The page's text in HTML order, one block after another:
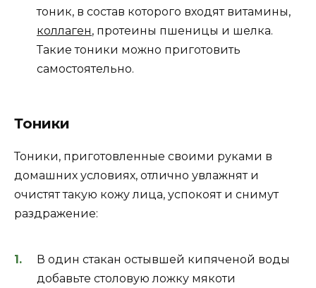
тоник, в состав которого входят витамины,
коллаген, протеины пшеницы и шелка.
Такие тоники можно приготовить
самостоятельно.
Тоники
Тоники, приготовленные своими руками в
домашних условиях, отлично увлажнят и
очистят такую кожу лица, успокоят и снимут
раздражение:
В один стакан остывшей кипяченой воды
добавьте столовую ложку мякоти